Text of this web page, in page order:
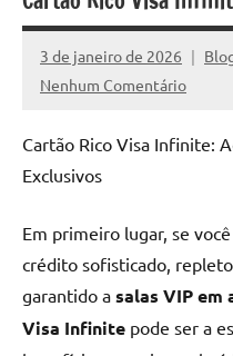
e
sem
promessas
3 de janeiro de 2026
Nenhum Comentário
Cartão Rico Visa Infinite:
Exclusivos
Em primeiro lugar, se
crédito sofisticado,
garantido a salas VIP em
Visa Infinite pode ser a